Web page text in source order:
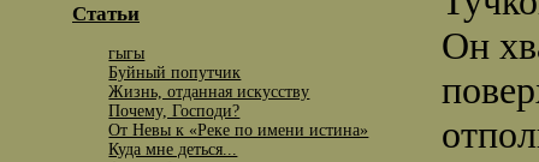
Статьи
гыгы
Буйный попутчик
Жизнь, отданная искусству
Почему, Господи?
От Невы к «Реке по имени истина»
Куда мне деться...
Он